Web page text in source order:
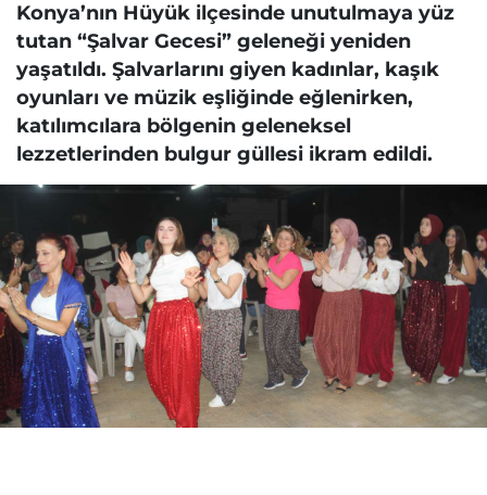
Konya’nın Hüyük ilçesinde unutulmaya yüz
tutan “Şalvar Gecesi” geleneği yeniden
yaşatıldı. Şalvarlarını giyen kadınlar, kaşık
oyunları ve müzik eşliğinde eğlenirken,
katılımcılara bölgenin geleneksel
lezzetlerinden bulgur güllesi ikram edildi.